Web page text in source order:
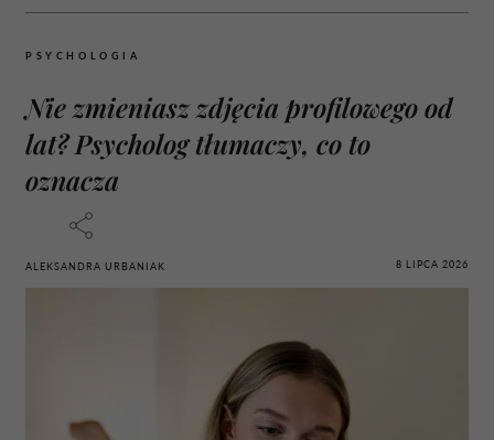
PSYCHOLOGIA
Nie zmieniasz zdjęcia profilowego od
lat? Psycholog tłumaczy, co to
oznacza
ALEKSANDRA URBANIAK 8 LIPCA 2026